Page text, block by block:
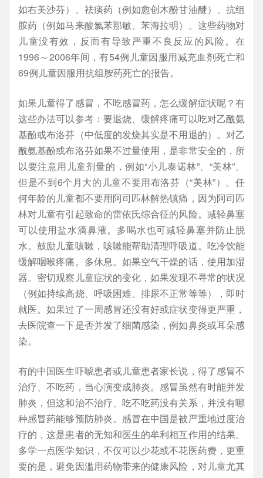
如右美沙芬）、祛痰药（例如愈创木酚甘油醚）、抗组
胺药（例如马来酸氯苯那敏、苯海拉明）。这些药物对
儿童没有效，反而有导致严重不良反应的风险。在
1996～2006年间，有54例儿童因服用减充血剂死亡和
69例儿童因服用抗组胺药死亡的报告。
如果儿童得了感冒，不吃感冒药，怎么缓解症状呢？有
这些办法可以参考：要退烧、缓解疼痛可以吃对乙酰氨
基酚或布洛芬（中低度的发烧其实是不用退的）。对乙
酰氨基酚或布洛芬如果不过量使用，是非常安全的，所
以要注意用儿童剂量的，例如“小儿泰诺林”、“美林”。
但是不到6个月大的儿童不要用布洛芬（“美林”）。任
何年龄的儿童都不要用阿司匹林解热镇痛，因为阿司匹
林对儿童有引起致命的雷依氏综合征的风险。减轻鼻塞
可以使用盐水滴鼻液。多喝水也可减轻鼻塞并防止脱
水。鼓励儿童咳嗽，咳嗽能帮助清理呼吸道。吃冷饮能
缓解咽喉疼痛。多休息。如果空气干燥的话，使用加湿
器。密切观察儿童症状的变化，如果发现不寻常的状况
（例如持续高烧、呼吸困难、排尿不正常等等），即时
就医。如果过了一周感冒还没有好或症状变得更严重，
去医院查一下是否并发了细菌感染，例如鼻炎或耳朵感
染。
有的中国医生吓唬患者或儿童患者家长说，得了感冒不
治疗、不吃药，当心演变成肺炎。感冒虽然有时能并发
肺炎，但这和治不治疗、吃不吃药没有关系，并没有哪
种感冒药能够预防肺炎。感冒在中国是被严重地过度治
疗的，这是患者的无知和医生的牟利相互作用的结果。
多学一点医学知识，不仅可以少花或不花医药费，更重
要的是，避免因滥用药物带来的健康风险，对儿童尤其